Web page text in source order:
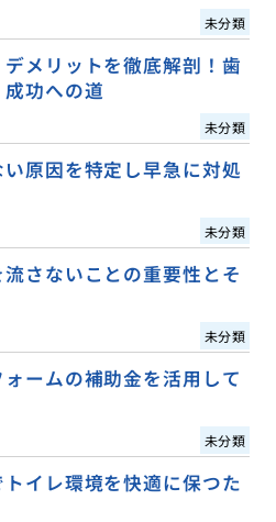
未分類
メリットを徹底解剖！歯
功への道
未分類
原因を特定し早急に対処
未分類
さないことの重要性とそ
未分類
ームの補助金を活用して
未分類
イレ環境を快適に保つた